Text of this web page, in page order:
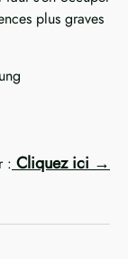
plus graves
: Cliquez ici